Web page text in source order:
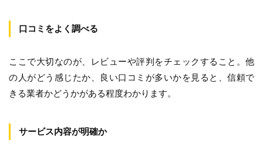
口コミをよく調べる
ここで大切なのが、レビューや評判をチェックすること。他
の人がどう感じたか、良い口コミが多いかを見ると、信頼で
きる業者かどうかがある程度わかります。
サービス内容が明確か